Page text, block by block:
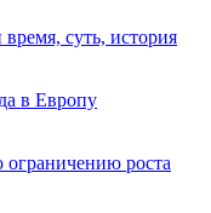
суть, история
в Европу
ограничению роста